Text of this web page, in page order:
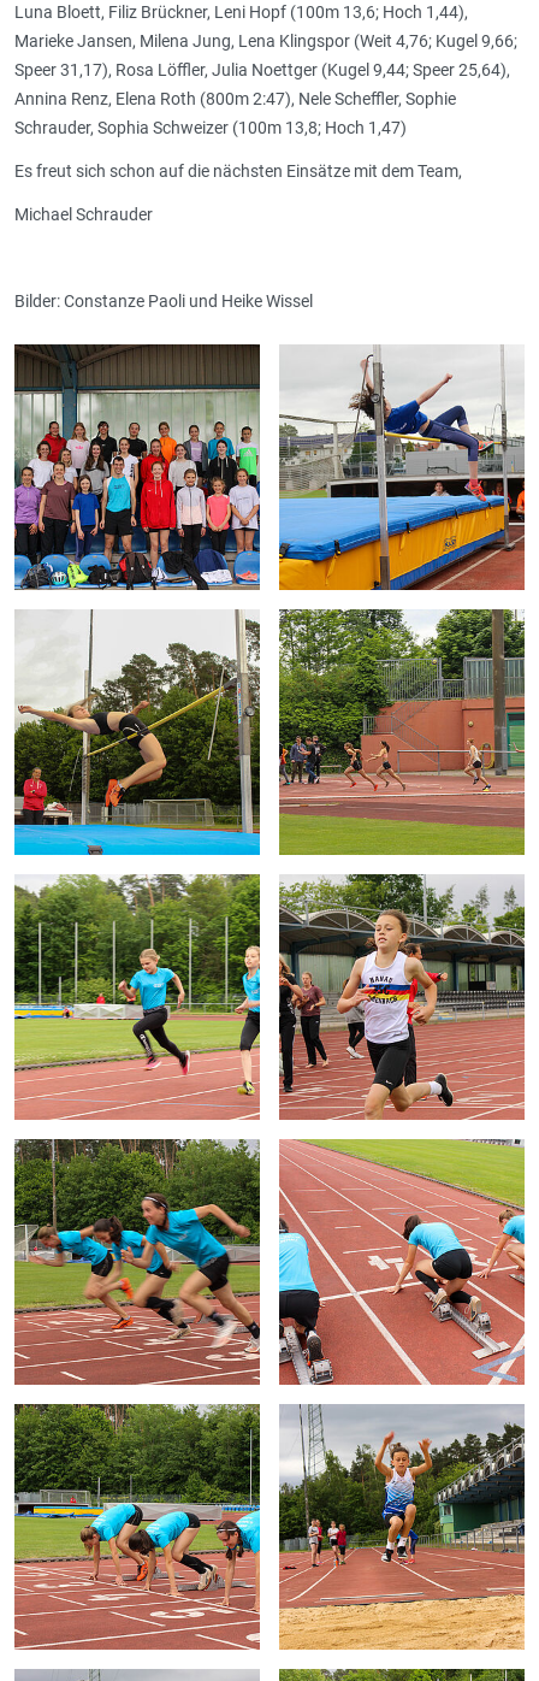
Luna Bloett, Filiz Brückner, Leni Hopf (100m 13,6; Hoch 1,44),
Marieke Jansen, Milena Jung, Lena Klingspor (Weit 4,76; Kugel 9,66;
Speer 31,17), Rosa Löffler, Julia Noettger (Kugel 9,44; Speer 25,64),
Annina Renz, Elena Roth (800m 2:47), Nele Scheffler, Sophie
Schrauder, Sophia Schweizer (100m 13,8; Hoch 1,47)
Es freut sich schon auf die nächsten Einsätze mit dem Team,
Michael Schrauder
Bilder: Constanze Paoli und Heike Wissel